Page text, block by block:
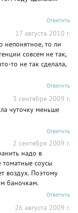
Ответить
17 августа 2010 г.
непонятное, то ли
совсем не так,
то не так сделала,
Ответить
3 сентября 2009 г.
чуточку меньше
Ответить
2 сентября 2009 г.
надо в
томатные соусы
воздух. Поэтому
баночкам.
Ответить
26 августа 2009 г.